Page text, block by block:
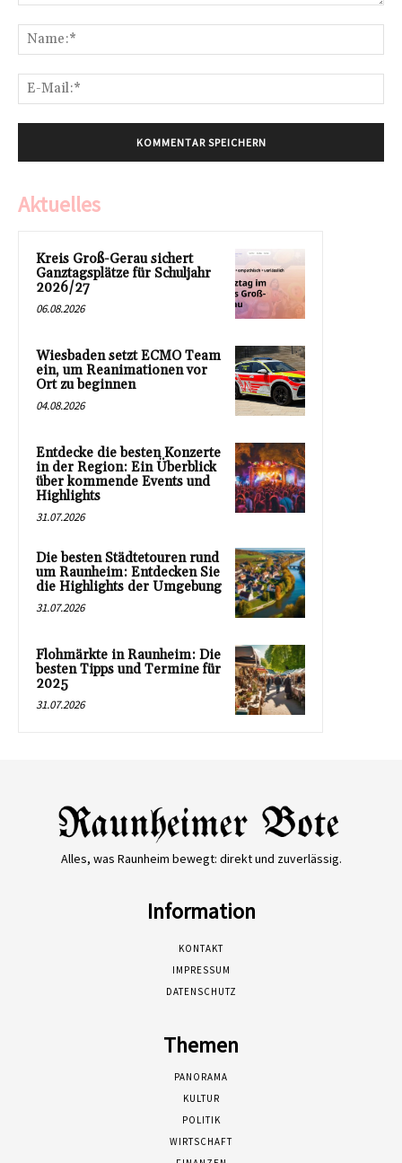
Aktuelles
Kreis Groß-Gerau sichert
Ganztagsplätze für Schuljahr
2026/27
06.08.2026
Wiesbaden setzt ECMO Team
ein, um Reanimationen vor
Ort zu beginnen
04.08.2026
Entdecke die besten Konzerte
in der Region: Ein Überblick
über kommende Events und
Highlights
31.07.2026
Die besten Städtetouren rund
um Raunheim: Entdecken Sie
die Highlights der Umgebung
31.07.2026
Flohmärkte in Raunheim: Die
besten Tipps und Termine für
2025
31.07.2026
Alles, was Raunheim bewegt: direkt und zuverlässig.
Information
KONTAKT
IMPRESSUM
DATENSCHUTZ
Themen
PANORAMA
KULTUR
POLITIK
WIRTSCHAFT